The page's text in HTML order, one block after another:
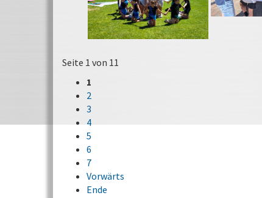
Seite 1 von 11
1
2
3
4
5
6
7
Vorwärts
Ende